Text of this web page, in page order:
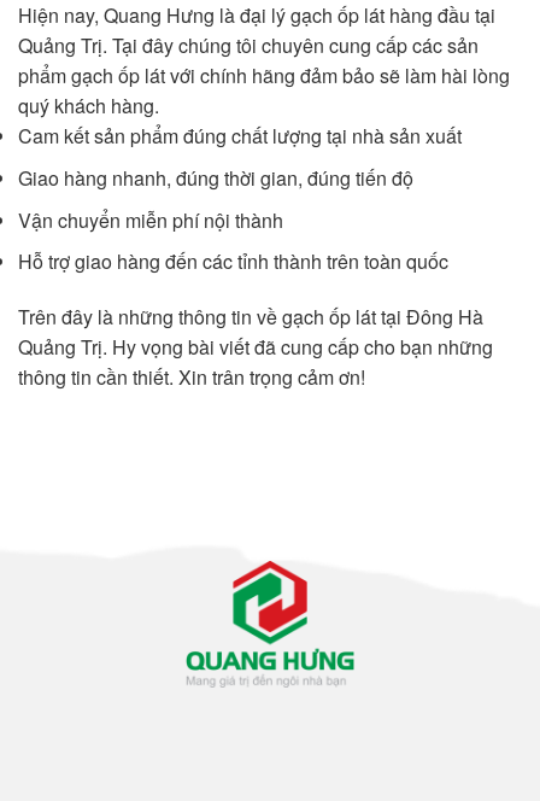
Hiện nay, Quang Hưng là đại lý gạch ốp lát hàng đầu tại
Quảng Trị. Tại đây chúng tôi chuyên cung cấp các sản
phẩm gạch ốp lát với chính hãng đảm bảo sẽ làm hài lòng
quý khách hàng.
Cam kết sản phẩm đúng chất lượng tại nhà sản xuất
Giao hàng nhanh, đúng thời gian, đúng tiến độ
Vận chuyển miễn phí nội thành
Hỗ trợ giao hàng đến các tỉnh thành trên toàn quốc
Trên đây là những thông tin về gạch ốp lát tại Đông Hà
Quảng Trị. Hy vọng bài viết đã cung cấp cho bạn những
thông tin cần thiết. Xin trân trọng cảm ơn!